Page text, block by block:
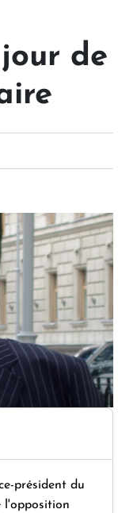
de
président du
l'opposition